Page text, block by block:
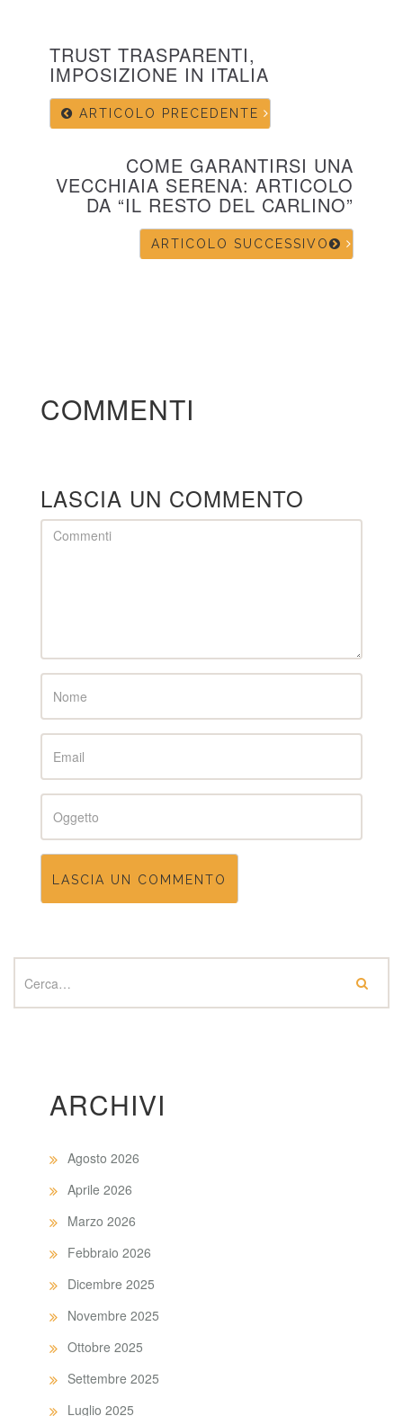
TRUST TRASPARENTI,
IMPOSIZIONE IN ITALIA
ARTICOLO PRECEDENTE
COME GARANTIRSI UNA
VECCHIAIA SERENA: ARTICOLO
DA “IL RESTO DEL CARLINO”
ARTICOLO SUCCESSIVO
COMMENTI
LASCIA UN COMMENTO
Comment
Name
Email
Subject
ARCHIVI
Agosto 2026
Aprile 2026
Marzo 2026
Febbraio 2026
Dicembre 2025
Novembre 2025
Ottobre 2025
Settembre 2025
Luglio 2025